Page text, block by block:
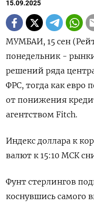
15.09.2025
МУМБАИ, 15 сен
понедельник -
решений ряда
ФРС, тогда как евро
от понижения
агентством Fitch.
Индекс доллара к
валют к 15:10 МСК
Фунт стерлингов
коснувшись самого